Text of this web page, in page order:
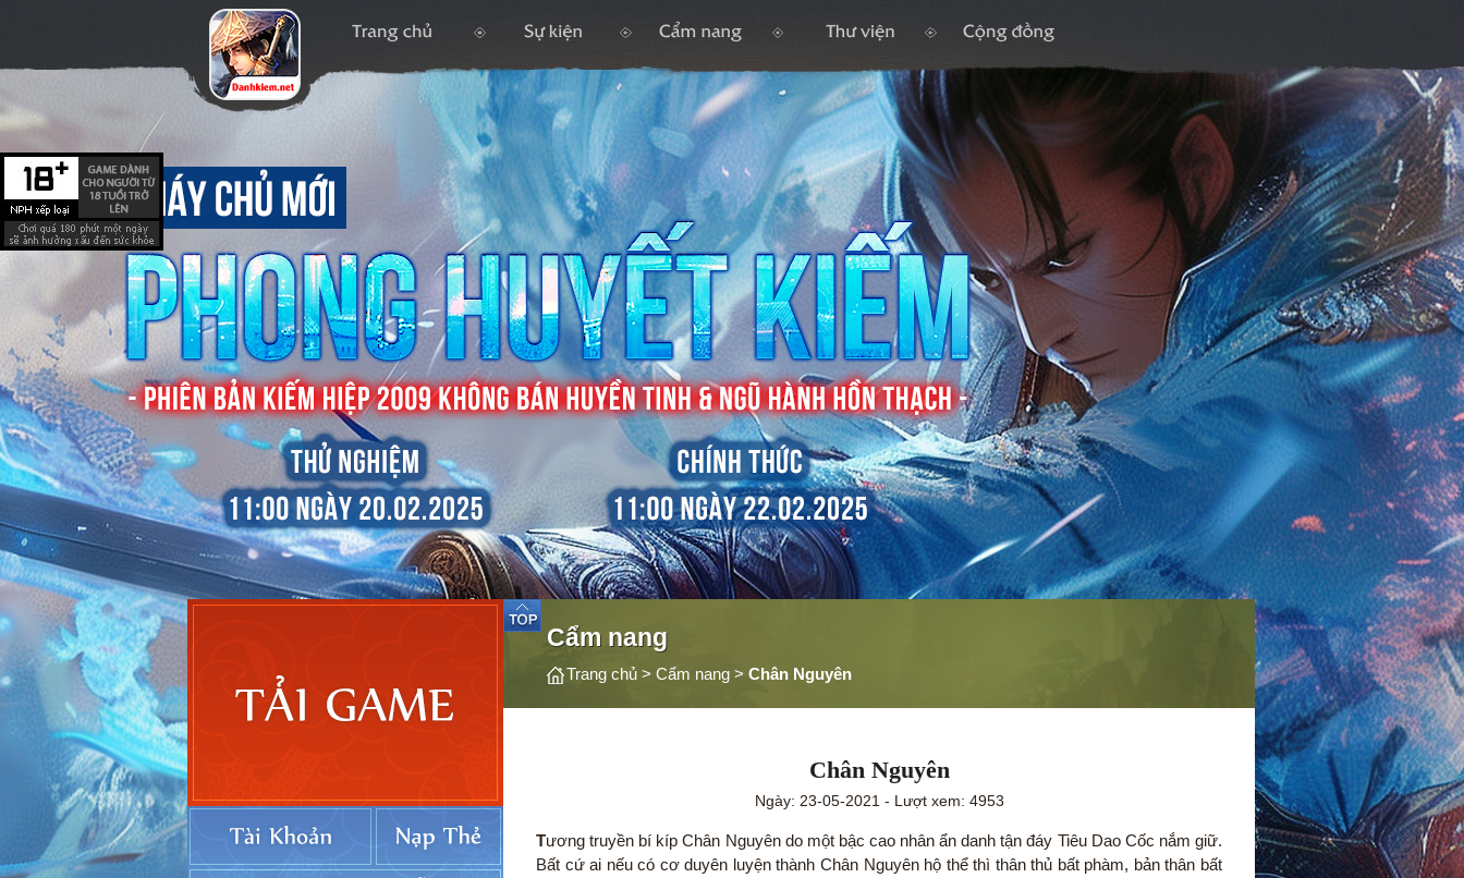
Cẩm nang
Trang chủ > Cẩm nang > Chân Nguyên
Chân Nguyên
Ngày: 23-05-2021 - Lượt xem: 4953
Tương truyền bí kíp Chân Nguyên do một bậc cao nhân ẩn danh tận đáy Tiêu Dao Cốc nắm giữ.
Bất cứ ai nếu có cơ duyên luyện thành Chân Nguyên hộ thể thì thân thủ bất phàm, bản thân bất